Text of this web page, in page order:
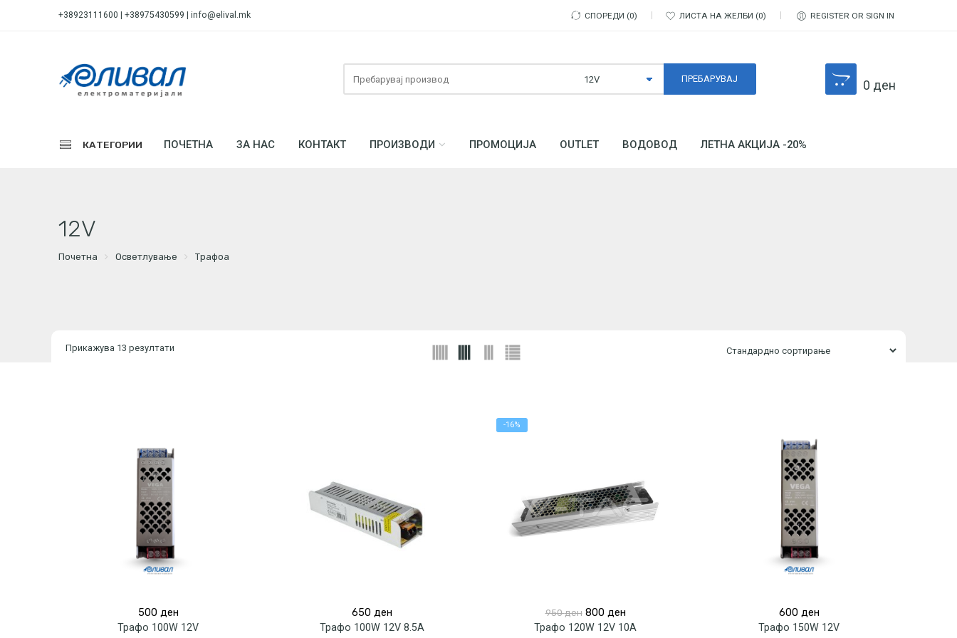
+38923111600 | +38975430599 | info@elival.mk СПОРЕДИ 0 ЛИСТА НА ЖЕЛБИ 0 REGISTER OR SIGN IN
0 ден
КАТЕГОРИИ ПОЧЕТНА ЗА НАС КОНТАКТ ПРОИЗВОДИ ПРОМОЦИЈА OUTLET ВОДОВОД ЛЕТНА АКЦИЈА -20%
12V
Почетна Осветлување Трафоа
Прикажува 13 резултати
500 ден
Трафо 100W 12V
650 ден
Трафо 100W 12V 8.5A
-16%
950ден Original
price
800 денCurrent
price
Трафо 120W 12V 10A
600 ден
Трафо 150W 12V